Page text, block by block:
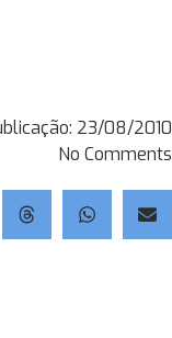
23/08/2010
No Comments